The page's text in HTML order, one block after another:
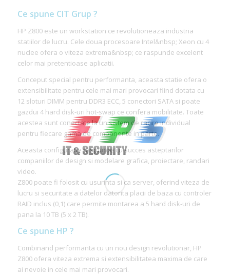
Ce spune CIT Grup ?
HP Z800 este un workstation ce revolutioneaza industria
statiilor de lucru. Cele doua procesoare Intel&nbsp; Xeon cu 4
nuclee ofera o viteza extrema&nbsp; ce raspunde excelent
celor mai pretentioase aplicatii.
Conceput special pentru performanta, aceasta statie ofera o
extensibilitate pentru cele mai mari provocari fiind dotata cu
12 sloturi DIMM pentru DDR3 ECC, 5 conectori SATA si poate
gazdui 4 hard disk-uri hot-swap ce confera mobilitate. Toate
acestea sunt conectate la un sistem de racire individual
pentru fiecare gama de componente in parte.
Aceasta configuratie raspunde cu succes asteptarilor
companiilor de design si modelare grafica, proiectare, randari
video.
Z800 poate fi folosit cu usurinta si ca server, oferind viteza de
lucru si securitate a datelor datorita placii de baza cu controler
RAID inclus (0,1) care permite montarea a 5 hard disk-uri de
pana la 10 TB (5 x 2 TB).
Ce spune HP ?
Combinand performanta cu un nou design revolutionar, HP
Z800 ofera viteza extrema si extensibilitatea maxima de care
ai nevoie in cele mai mari provocari.